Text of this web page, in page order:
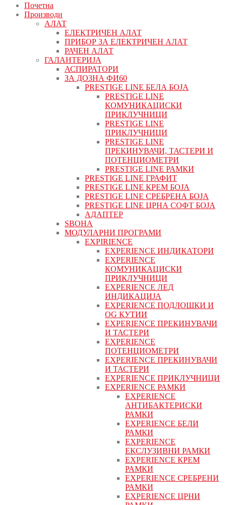
Почетна
Производи
АЛАТ
ЕЛЕКТРИЧЕН АЛАТ
ПРИБОР ЗА ЕЛЕКТРИЧЕН АЛАТ
РАЧЕН АЛАТ
ГАЛАНТЕРИЈА
АСПИРАТОРИ
ЗА ДОЗНА ФИ60
PRESTIGE LINE БЕЛА БОЈА
PRESTIGE LINE
КОМУНИКАЦИСКИ
ПРИКЛУЧНИЦИ
PRESTIGE LINE
ПРИКЛУЧНИЦИ
PRESTIGE LINE
ПРЕКИНУВАЧИ, ТАСТЕРИ И
ПОТЕНЦИОМЕТРИ
PRESTIGE LINE РАМКИ
PRESTIGE LINE ГРАФИТ
PRESTIGE LINE КРЕМ БОЈА
PRESTIGE LINE СРЕБРЕНА БОЈА
PRESTIGE LINE ЦРНА СОФТ БОЈА
АДАПТЕР
ЅВОНА
МОДУЛАРНИ ПРОГРАМИ
EXPIRIENCE
EXPERIENCE ИНДИКАТОРИ
EXPERIENCE
КОМУНИКАЦИСКИ
ПРИКЛУЧНИЦИ
EXPERIENCE ЛЕД
ИНДИКАЦИЈА
EXPERIENCE ПОДЛОШКИ И
OG КУТИИ
EXPERIENCE ПРЕКИНУВАЧИ
И ТАСТЕРИ
EXPERIENCE
ПОТЕНЦИОМЕТРИ
EXPERIENCE ПРЕКИНУВАЧИ
И ТАСТЕРИ
EXPERIENCE ПРИКЛУЧНИЦИ
EXPERIENCE РАМКИ
EXPERIENCE
АНТИБАКТЕРИСКИ
РАМКИ
EXPERIENCE БЕЛИ
РАМКИ
EXPERIENCE
ЕКСЛУЗИВНИ РАМКИ
EXPERIENCE КРЕМ
РАМКИ
EXPERIENCE СРЕБРЕНИ
РАМКИ
EXPERIENCE ЦРНИ